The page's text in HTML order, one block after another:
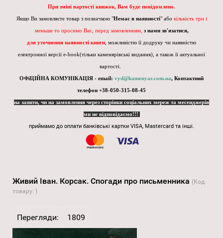
При зміні вартості книжок, Вам буде повідомлено.
Якщо Ви замовляєте товар з позначкою "Немає в наявності" або кількість три і
меньше то просимо Вас, перед замовленням, з нами зв'язатися,
для уточнення наявності книги , можливістю її додруку чи наявністю
електронної версії e-book(тільки каменярівські видання), а також її актуальної
вартості.
ОФіЦІЙНА КОМУНІКАЦІЯ - email: vyd@kamenyar.com.ua, Контактний
телефон +38-050-315-08-45
на запити, чи на замовлення через сторінки соціальних мереж та месенджерів
ми не відповідаємо!!!
приймамо до оплати банківські картки VISA, Mastercard та інші.
Живий Іван. Корсак. Спогади про письменника (Код
товару: )
Перегляди: 1809